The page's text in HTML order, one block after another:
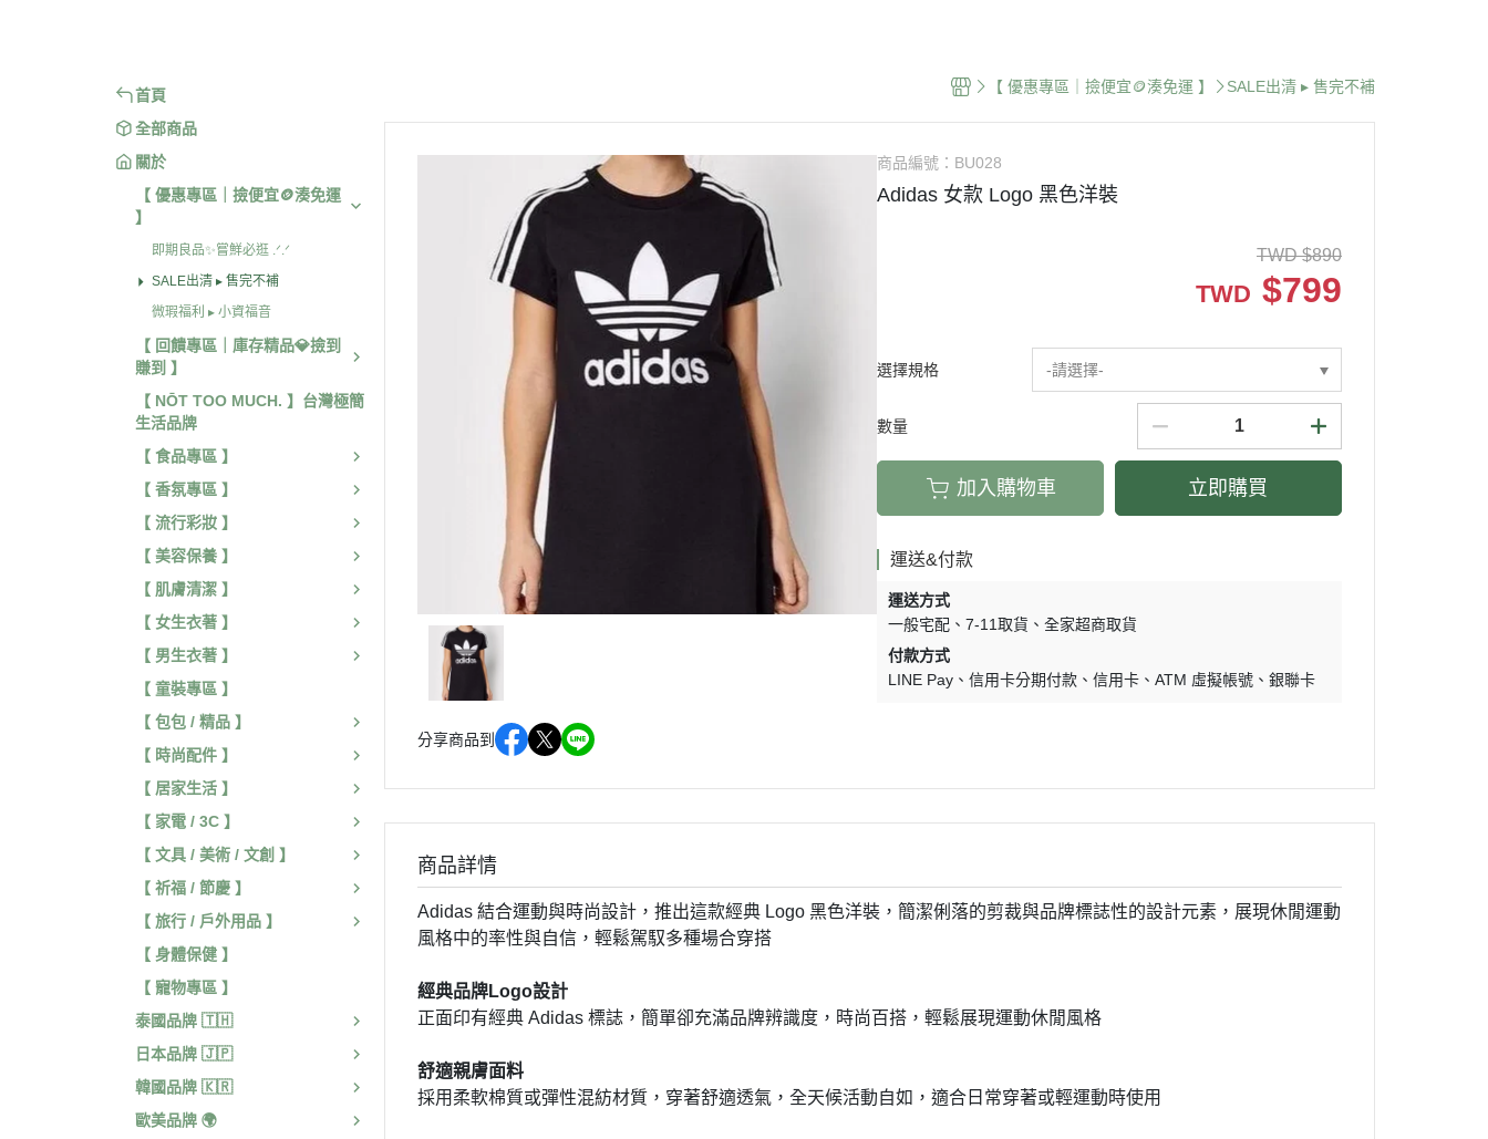
首頁
全部商品
關於
【 優惠專區｜撿便宜🪙湊免運
】
即期良品✨嘗鮮必逛 .ᐟ.ᐟ
SALE出清 ▸ 售完不補
微瑕福利 ▸ 小資福音
【 回饋專區｜庫存精品💎撿到
賺到 】
【 NŌT TOO MUCH. 】台灣極簡
生活品牌
【 食品專區 】
【 香氛專區 】
【 流行彩妝 】
【 美容保養 】
【 肌膚清潔 】
【 女生衣著 】
【 男生衣著 】
【 童裝專區 】
【 包包 / 精品 】
【 時尚配件 】
【 居家生活 】
【 家電 / 3C 】
【 文具 / 美術 / 文創 】
【 祈福 / 節慶 】
【 旅行 / 戶外用品 】
【 身體保健 】
【 寵物專區 】
泰國品牌 🇹🇭
日本品牌 🇯🇵
韓國品牌 🇰🇷
歐美品牌 🌍
【 優惠專區｜撿便宜🪙湊免運 】 SALE出清 ▸ 售完不補
分享商品到
商品編號： BU028
Adidas 女款 Logo 黑色洋裝
TWD $890
TWD $799
選擇規格 -請選擇-
數量
加入購物車 立即購買
運送&付款
運送方式
一般宅配
7-11取貨
全家超商取貨
付款方式
LINE Pay
信用卡分期付款 信用卡 ATM 虛擬帳號 銀聯卡
商品詳情
Adidas 結合運動與時尚設計，推出這款經典 Logo 黑色洋裝，簡潔俐落的剪裁與品牌標誌性的設計元素，展現休閒運動
風格中的率性與自信，輕鬆駕馭多種場合穿搭
經典品牌Logo設計
正面印有經典 Adidas 標誌，簡單卻充滿品牌辨識度，時尚百搭，輕鬆展現運動休閒風格
舒適親膚面料
採用柔軟棉質或彈性混紡材質，穿著舒適透氣，全天候活動自如，適合日常穿著或輕運動時使用